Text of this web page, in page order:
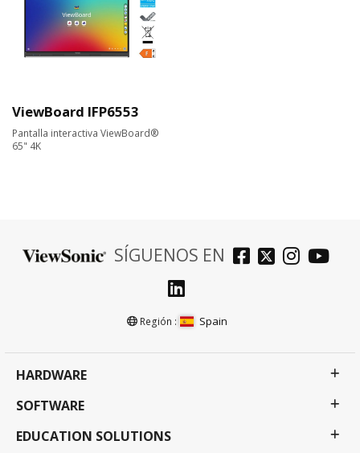
ViewBoard IFP6553
Pantalla interactiva ViewBoard®
65" 4K
SÍGUENOS EN
Región : Spain
HARDWARE
SOFTWARE
EDUCATION SOLUTIONS